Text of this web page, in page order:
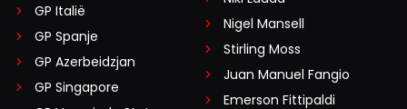
GP Italië
GP Spanje
GP Azerbeidzjan
GP Singapore
Nigel Mansell
Stirling Moss
Juan Manuel Fangio
Emerson Fittipaldi